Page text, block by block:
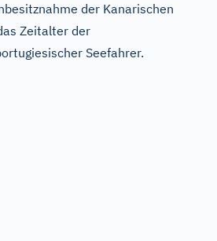
der Kanarischen
Zeitalter der
Seefahrer.